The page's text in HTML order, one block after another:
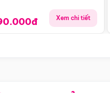
Xem chi tiết